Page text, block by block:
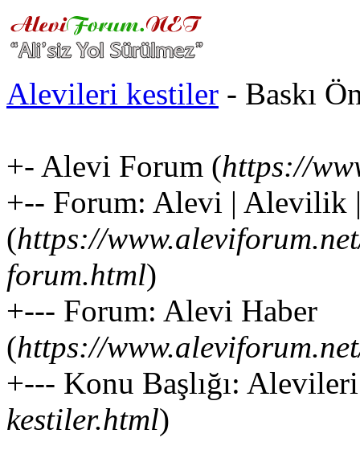
Alevileri kestiler - Baskı
+- Alevi Forum (https://
+-- Forum: Alevi | Alevilik
(https://
forum.html)
+--- Forum: Alevi Haber
(https://
+--- Konu Başlığı:
kestiler.html)